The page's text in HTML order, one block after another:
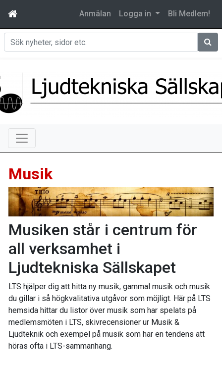
Anmälan Logga in Bli Medlem!
Sök
Musik
Musiken står i centrum för
all verksamhet i
Ljudtekniska Sällskapet
LTS hjälper dig att hitta ny musik, gammal musik och musik
du gillar i så högkvalitativa utgåvor som möjligt. Här på LTS
hemsida hittar du listor över musik som har spelats på
medlemsmöten i LTS, skivrecensioner ur Musik &
Ljudteknik och exempel på musik som har en tendens att
höras ofta i LTS-sammanhang.